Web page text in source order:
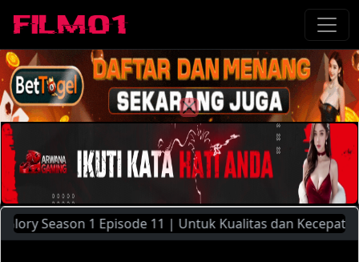
Season 1 Episode 11 | Untuk Kualitas dan Kecepatan